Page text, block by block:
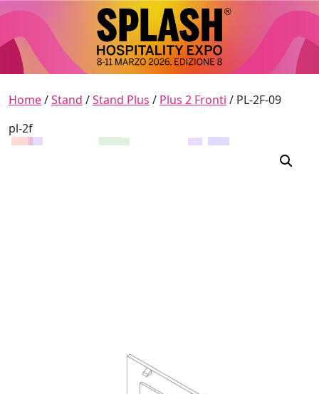
Skip to content
Main Navigation
Home/Stand /Stand Plus / Plus 2 Fronti / PL-2F-09
pl-2f